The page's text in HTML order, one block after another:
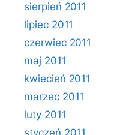
sierpień 2011
lipiec 2011
czerwiec 2011
maj 2011
kwiecień 2011
marzec 2011
luty 2011
styczeń 2011